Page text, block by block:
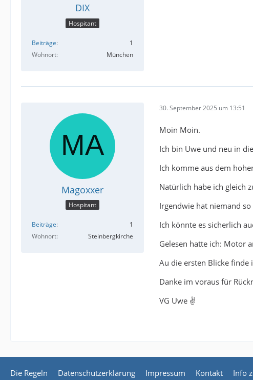
DIX
Hospitant
Beiträge
1
Wohnort
München
Magoxxer
Hospitant
Beiträge
1
Wohnort
Steinbergkirche
30. September 2025 um 13:51
Moin Moin.
Ich bin Uwe und neu in
Ich komme aus dem
Natürlich habe ich gleich
Irgendwie hat niemand
Ich könnte es sicherlich
Gelesen hatte ich: Motor
Au die ersten Blicke finde
Danke im voraus für
VG Uwe ✌️
Die Regeln Datenschutzerklärung Impressum Kontakt Info